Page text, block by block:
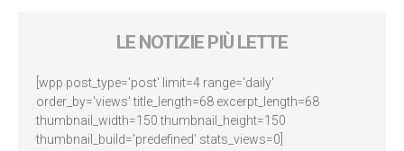
LE NOTIZIE PIÙ LETTE
[wpp post_type='post' limit=4 range='daily'
order_by='views' title_length=68 excerpt_length=68
thumbnail_width=150 thumbnail_height=150
thumbnail_build='predefined' stats_views=0]